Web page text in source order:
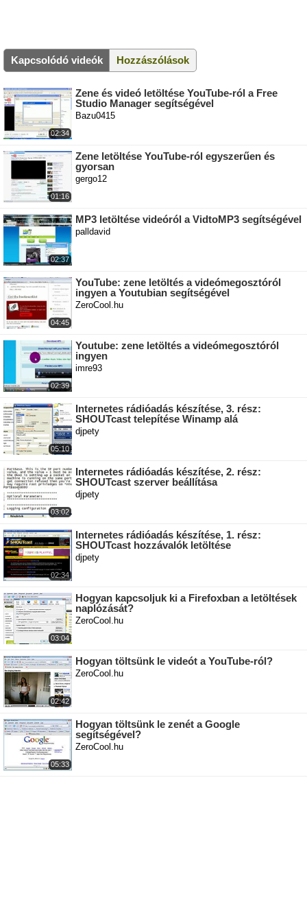
Kapcsolódó videók Hozzászólások
02:34
Zene és videó letöltése YouTube-ról a Free
Studio Manager segítségével
Bazu0415
01:16
Zene letöltése YouTube-ról egyszerűen és
gyorsan
gergo12
02:37
MP3 letöltése videóról a VidtoMP3 segítségével
palldavid
04:45
YouTube: zene letöltés a videómegosztóról
ingyen a Youtubian segítségével
ZeroCool.hu
02:39
Youtube: zene letöltés a videómegosztóról
ingyen
imre93
05:10
Internetes rádióadás készítése, 3. rész:
SHOUTcast telepítése Winamp alá
djpety
03:02
Internetes rádióadás készítése, 2. rész:
SHOUTcast szerver beállítása
djpety
02:34
Internetes rádióadás készítése, 1. rész:
SHOUTcast hozzávalók letöltése
djpety
03:04
Hogyan kapcsoljuk ki a Firefoxban a letöltések
naplózását?
ZeroCool.hu
02:42
Hogyan töltsünk le videót a YouTube-ról?
ZeroCool.hu
05:33
Hogyan töltsünk le zenét a Google
segítségével?
ZeroCool.hu